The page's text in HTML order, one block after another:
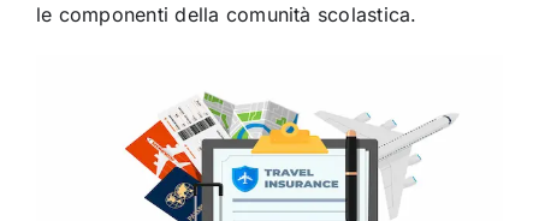
le componenti della comunità scolastica.